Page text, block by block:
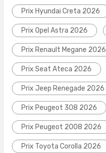
Prix Hyundai Creta 2026
Prix Opel Astra 2026
Prix Renault Megane 2026
Prix Seat Ateca 2026
Prix Jeep Renegade 2026
Prix Peugeot 308 2026
Prix Peugeot 2008 2026
Prix Toyota Corolla 2026